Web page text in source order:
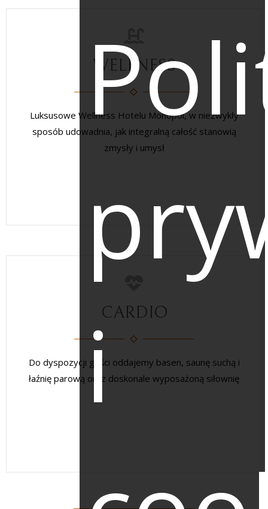
WELLNESS
Luksusowe Wellness Hotelu Monopol, w niezwykły
sposób udowadnia, jak integralną całość stanowią
zmysły i umysł
CARDIO
Do dyspozycji gości oddajemy basen, saunę suchą i
łaźnię parową oraz doskonale wyposażoną siłownię
i